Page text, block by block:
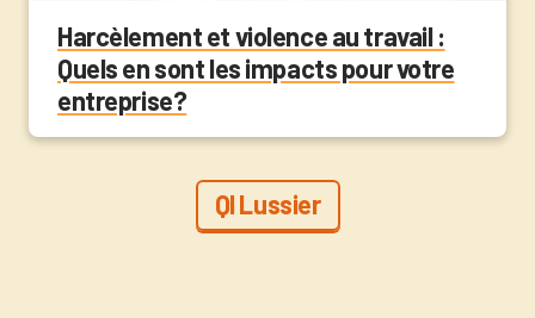
Harcèlement et violence au travail :
Quels en sont les impacts pour votre
entreprise?
QI Lussier